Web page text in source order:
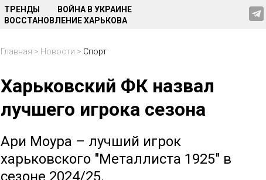
ТРЕНДЫ
ВОЙНА В УКРАИНЕ
ВОССТАНОВЛЕНИЕ ХАРЬКОВА
Главная > Новости > Спорт
Харьковский ФК назвал
лучшего игрока сезона
Ари Моура – лучший игрок
харьковского "Металлиста 1925" в
сезоне 2024/25.